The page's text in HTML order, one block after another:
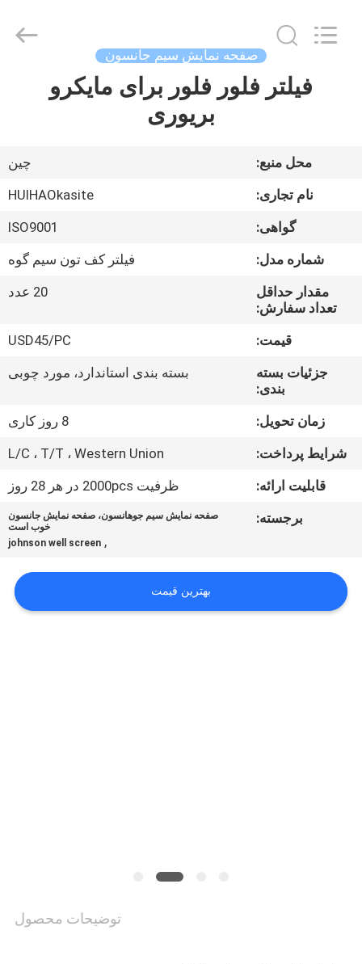
درباره
بازدید
کنترل
اخبار
Hardware
صفحه نمایش سیم جانسون
فیلتر فلور فلور برای مایکرو
بریوری
محل منبع:
چين
نام تجاری:
HUIHAOkasite
گواهی:
ISO9001
شماره مدل:
فیلتر کف تون سیم گوه
مقدار حداقل
تعداد سفارش:
20 عدد
قیمت:
USD45/PC
جزئیات بسته
بندی:
بسته بندی استاندارد، مورد چوبی
زمان تحویل:
8 روز کاری
شرایط پرداخت:
L/C ، T/T ، Western Union
قابلیت ارائه:
ظرفیت 2000pcs در هر 28 روز
برجسته:
صفحه نمایش سیم جوهانسون، صفحه نمایش جانسون
خوب است
,
johnson well screen
بهترین قیمت
توضیحات محصول